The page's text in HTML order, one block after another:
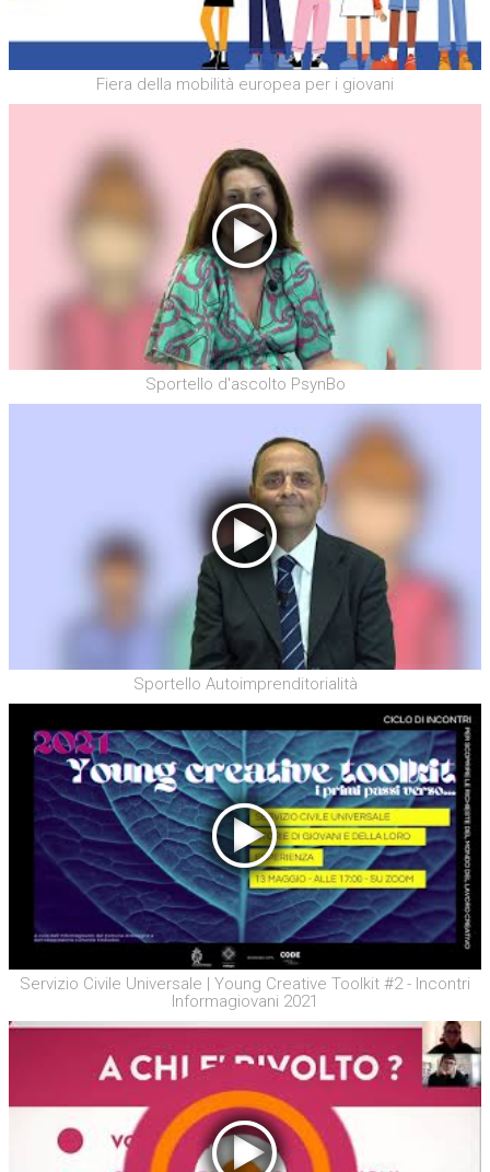
Fiera della mobilità europea per i giovani
Sportello d'ascolto PsynBo
Sportello Autoimprenditorialità
Servizio Civile Universale | Young Creative Toolkit #2 - Incontri
Informagiovani 2021